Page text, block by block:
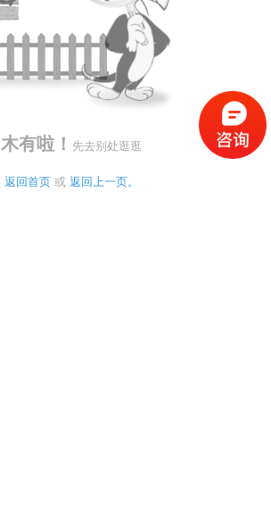
木有啦！ 先去别处逛逛
返回首页 或 返回上一页。